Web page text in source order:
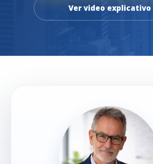
Ver video explicativo